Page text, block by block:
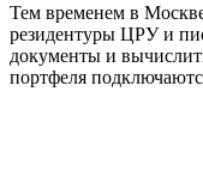
Тем временем в
резидентуры ЦРУ и
документы и
портфеля